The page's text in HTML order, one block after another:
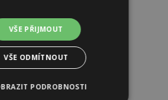
VŠE PŘIJMOUT
VŠE ODMÍTNOUT
PODROBNOSTI